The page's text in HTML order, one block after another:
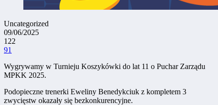
Uncategorized
09/06/2025
122
91
Wygrywamy w Turnieju Koszykówki do lat 11 o Puchar Zarządu
MPKK 2025.
Podopieczne trenerki Eweliny Benedykciuk z kompletem 3
zwycięstw okazały się bezkonkurencyjne.